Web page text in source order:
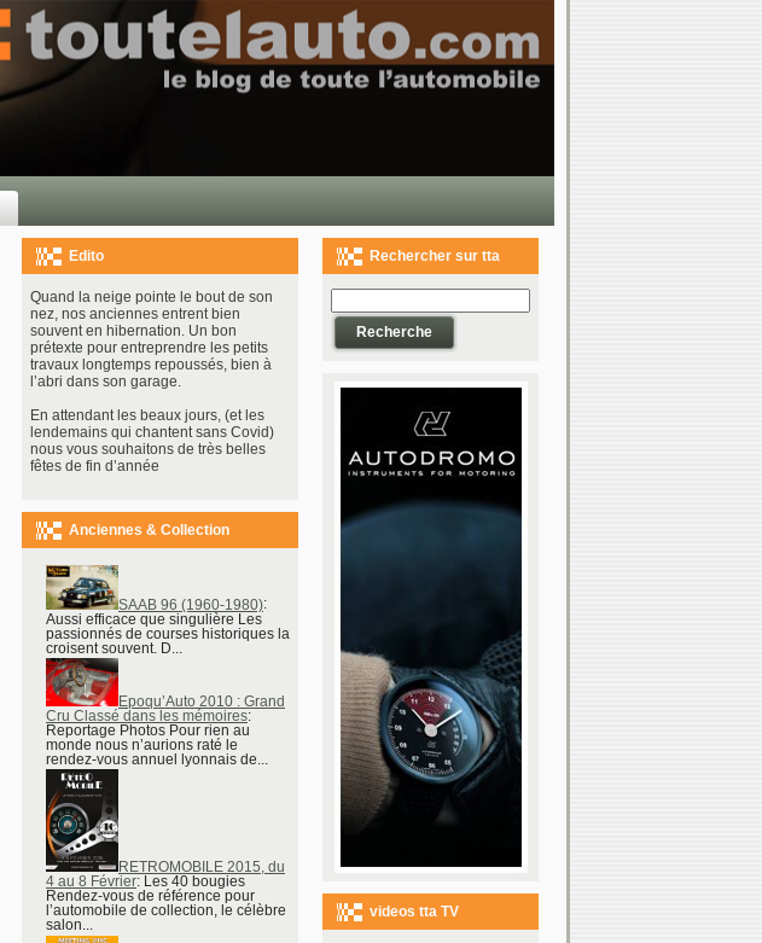
Edito
Quand la neige pointe le bout de son
nez, nos anciennes entrent bien
souvent en hibernation. Un bon
prétexte pour entreprendre les petits
travaux longtemps repoussés, bien à
l’abri dans son garage.
En attendant les beaux jours, (et les
lendemains qui chantent sans Covid)
nous vous souhaitons de très belles
fêtes de fin d’année
Anciennes & Collection
SAAB 96 (1960-1980):
Aussi efficace que singulière Les
passionnés de courses historiques la
croisent souvent. D...
Epoqu’Auto 2010 : Grand
Cru Classé dans les mémoires:
Reportage Photos Pour rien au
monde nous n’aurions raté le
rendez-vous annuel lyonnais de...
RETROMOBILE 2015, du
4 au 8 Février: Les 40 bougies
Rendez-vous de référence pour
l’automobile de collection, le célèbre
salon...
Rechercher sur tta
videos tta TV